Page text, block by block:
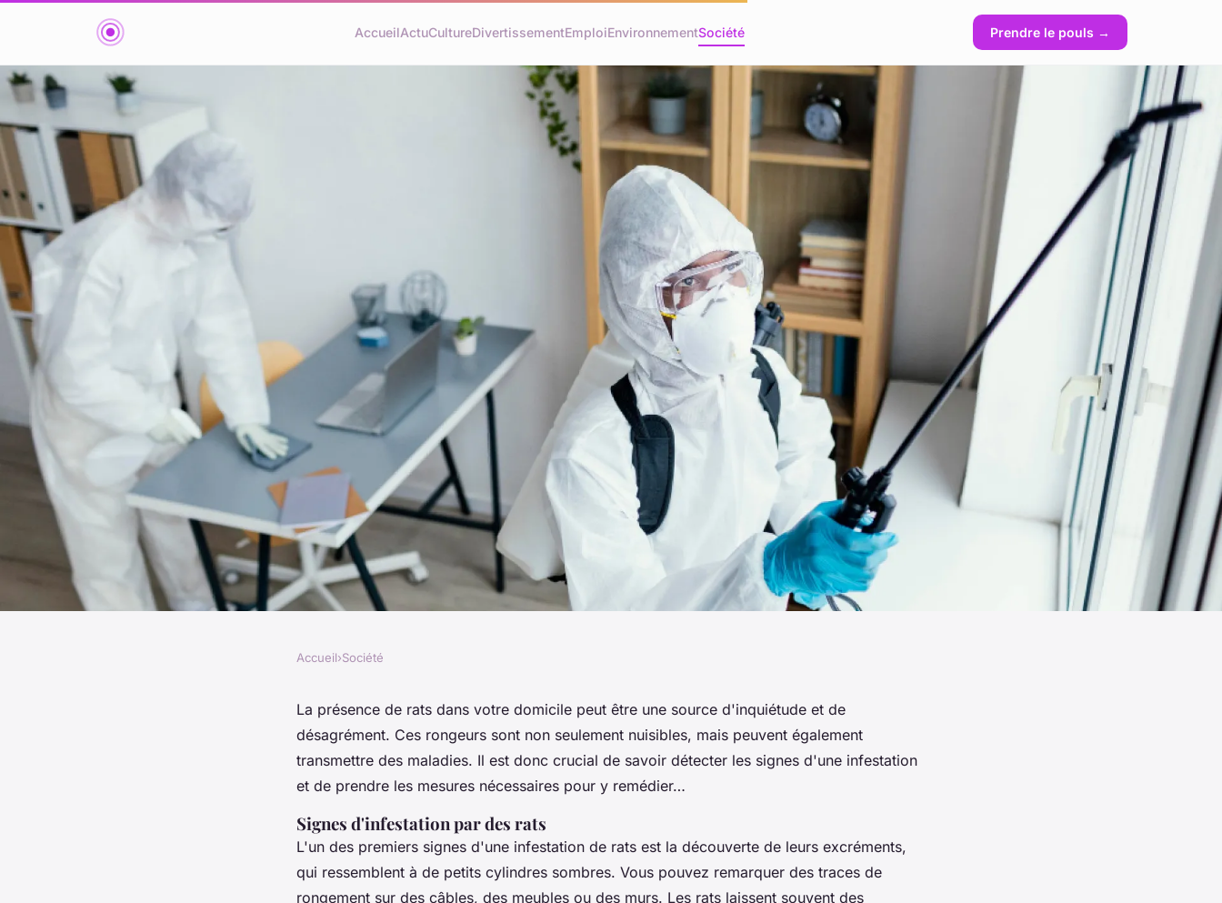
AccueilActuCultureDivertissementEmploiEnvironnementSociété Prendre le pouls →
Comment savoir si vous avez des rats
Accueil›Société
La présence de rats dans votre domicile peut être une source d'inquiétude et de
désagrément. Ces rongeurs sont non seulement nuisibles, mais peuvent également
transmettre des maladies. Il est donc crucial de savoir détecter les signes d'une infestation
et de prendre les mesures nécessaires pour y remédier…
Signes d'infestation par des rats
L'un des premiers signes d'une infestation de rats est la découverte de leurs excréments,
qui ressemblent à de petits cylindres sombres. Vous pouvez remarquer des traces de
rongement sur des câbles, des meubles ou des murs. Les rats laissent souvent des